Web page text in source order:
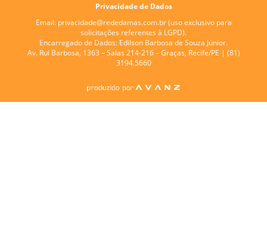
Privacidade de Dados
Email: privacidade@rededamas.com.br(uso exclusivo para
solicitações referentes à LGPD).
Encarregado de Dados: Edilson Barbosa de Souza Júnior.
Av. Rui Barbosa, 1363 – Salas 214-216 – Graças, Recife/PE | (81)
3194.5660